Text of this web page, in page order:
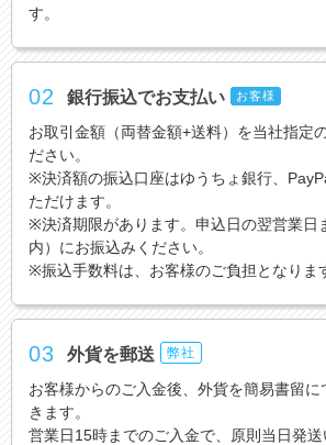
す。
02 銀行振込でお支払い お客様
お取引金額（両替金額+送料）を当社指定
ださい。
※決済額の振込口座はゆうちょ銀行、
ただけます。
※決済期限があります。申込日の翌営業日
内）にお振込みください。
※振込手数料は、お客様のご負担となりま
03 外貨を郵送 弊社
お客様からのご入金後、外貨を簡易書留
きます。
営業日15時までのご入金で、原則当日発送